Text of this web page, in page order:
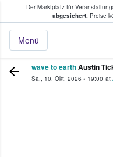
Der Marktplatz für
abgesichert.Preise
Menü
Tickets
wave to earthAustin
Sa., 10. Okt. 2026 • 19:00 at